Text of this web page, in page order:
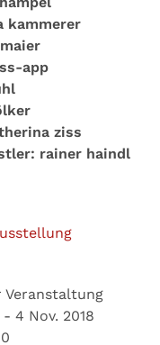
kammerer
app
ziss
rainer haindl
Veranstaltung
- 4 Nov. 2018